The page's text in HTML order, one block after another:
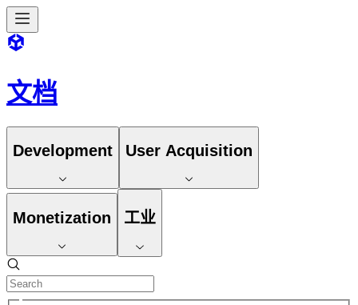
文档
Development User Acquisition
Monetization 工业